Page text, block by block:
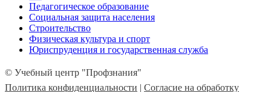
Педагогическое образование
Социальная защита населения
Строительство
Физическая культура и спорт
Юриспруденция и государственная служба
© Учебный центр "Профзнания"
Политика конфиденциальности | Согласие на обработку